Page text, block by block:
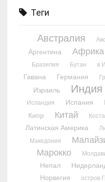
Теги
Австралия
Аргентина Африка
Бразилия
Бутан в
Гавана
Германия
Израиль Индия
Исландия
Испания
Кипр Китай
Латинская Америка
Македония
Марокко
Непал
Норвегия
остров